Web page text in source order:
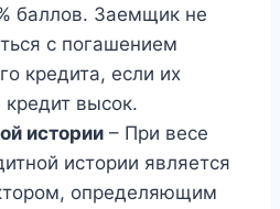
баллов. Заемщик не
с погашением
кредита, если их
высок.
истории – При весе
истории является
определяющим